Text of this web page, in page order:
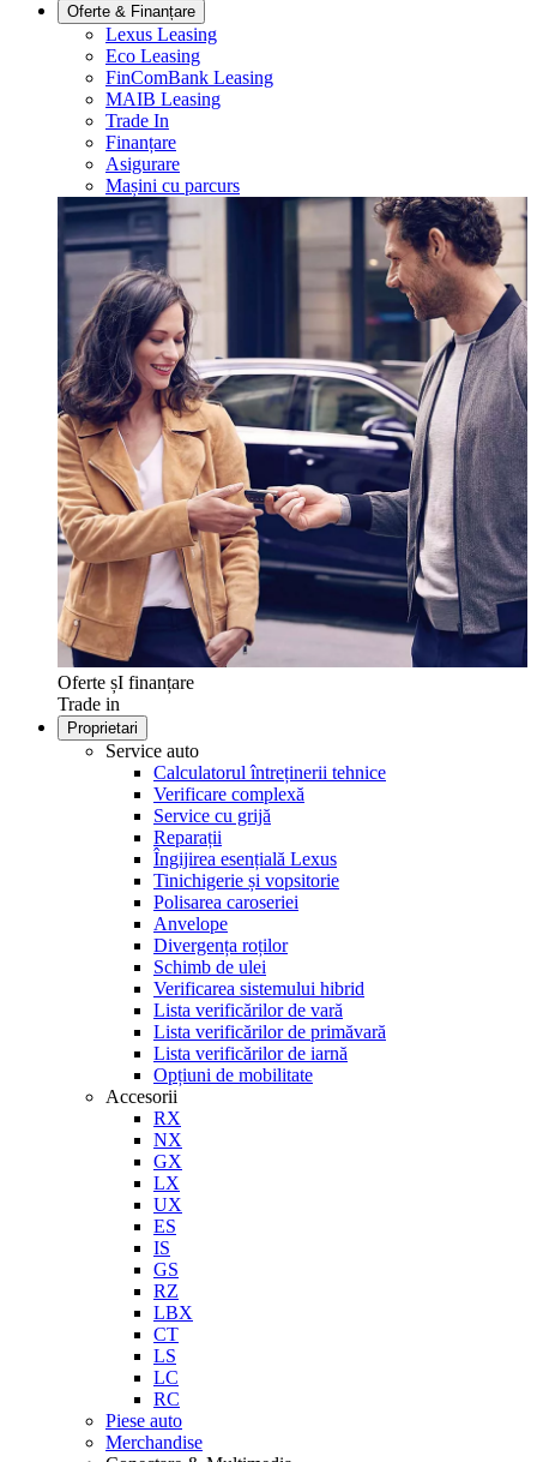
Oferte & Finanțare
Lexus Leasing
Eco Leasing
FinComBank Leasing
MAIB Leasing
Trade In
Finanțare
Asigurare
Mașini cu parcurs
Oferte șI finanțare
Trade in
Proprietari
Service auto
Calculatorul întreținerii tehnice
Verificare complexă
Service cu grijă
Reparații
Îngijirea esențială Lexus
Tinichigerie și vopsitorie
Polisarea caroseriei
Anvelope
Divergența roților
Schimb de ulei
Verificarea sistemului hibrid
Lista verificărilor de vară
Lista verificărilor de primăvară
Lista verificărilor de iarnă
Opțiuni de mobilitate
Accesorii
RX
NX
GX
LX
UX
ES
IS
GS
RZ
LBX
CT
LS
LC
RC
Piese auto
Merchandise